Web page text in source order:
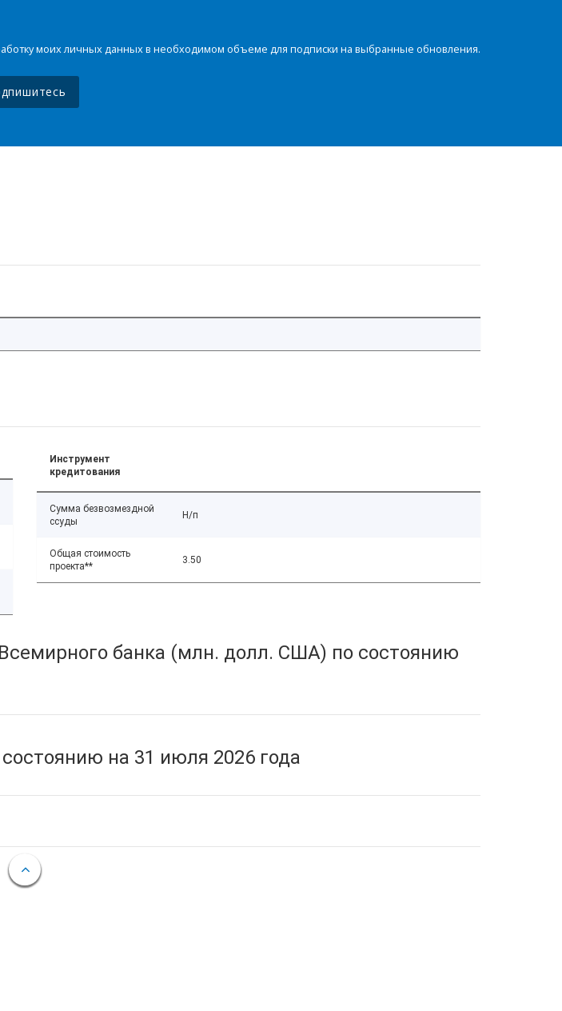
моих личных данных в необходимом объеме для подписки на выбранные обновления.
Инструмент
кредитования
Сумма безвозмездной
ссуды
Н/п
Общая стоимость
проекта**
3.50
банка (млн. долл. США) по состоянию
на 31 июля 2026 года